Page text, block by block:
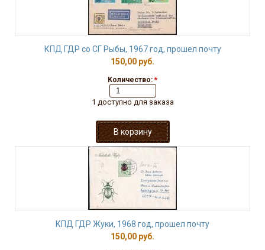
КПД ГДР со СГ Рыбы, 1967 год, прошел почту
150,00 руб.
Количество: *
1 доступно для заказа
КПД ГДР Жуки, 1968 год, прошел почту
150,00 руб.